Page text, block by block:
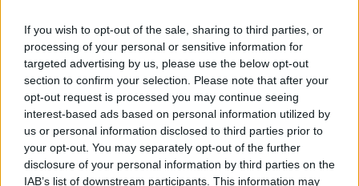
If you wish to opt-out of the sale, sharing to third parties, or
processing of your personal or sensitive information for
targeted advertising by us, please use the below opt-out
section to confirm your selection. Please note that after your
opt-out request is processed you may continue seeing
interest-based ads based on personal information utilized by
us or personal information disclosed to third parties prior to
your opt-out. You may separately opt-out of the further
disclosure of your personal information by third parties on the
IAB’s list of downstream participants. This information may
Egy csíki család kalandjai a világ
legjobb éttermében
2023. február 05.